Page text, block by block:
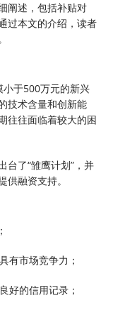
阐述，包括补贴对
过本文的介绍，读者
于500万元的新兴
技术含量和创新能
往往面临着较大的困
台了“雏鹰计划”，并
融资支持。
有市场竞争力；
好的信用记录；